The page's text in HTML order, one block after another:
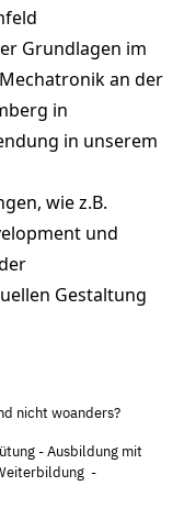
Grundlagen im
an der
in
in unserem
wie z.B.
und
Gestaltung
nicht woanders?
- Ausbildung mit
-